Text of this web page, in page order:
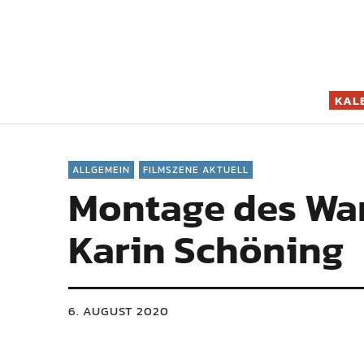
ALLGEMEIN FILMSZENE AKTUELL
Montage des
Karin Schöning
6. AUGUST 2020